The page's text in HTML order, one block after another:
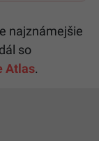
najznámejšie
so
Atlas.